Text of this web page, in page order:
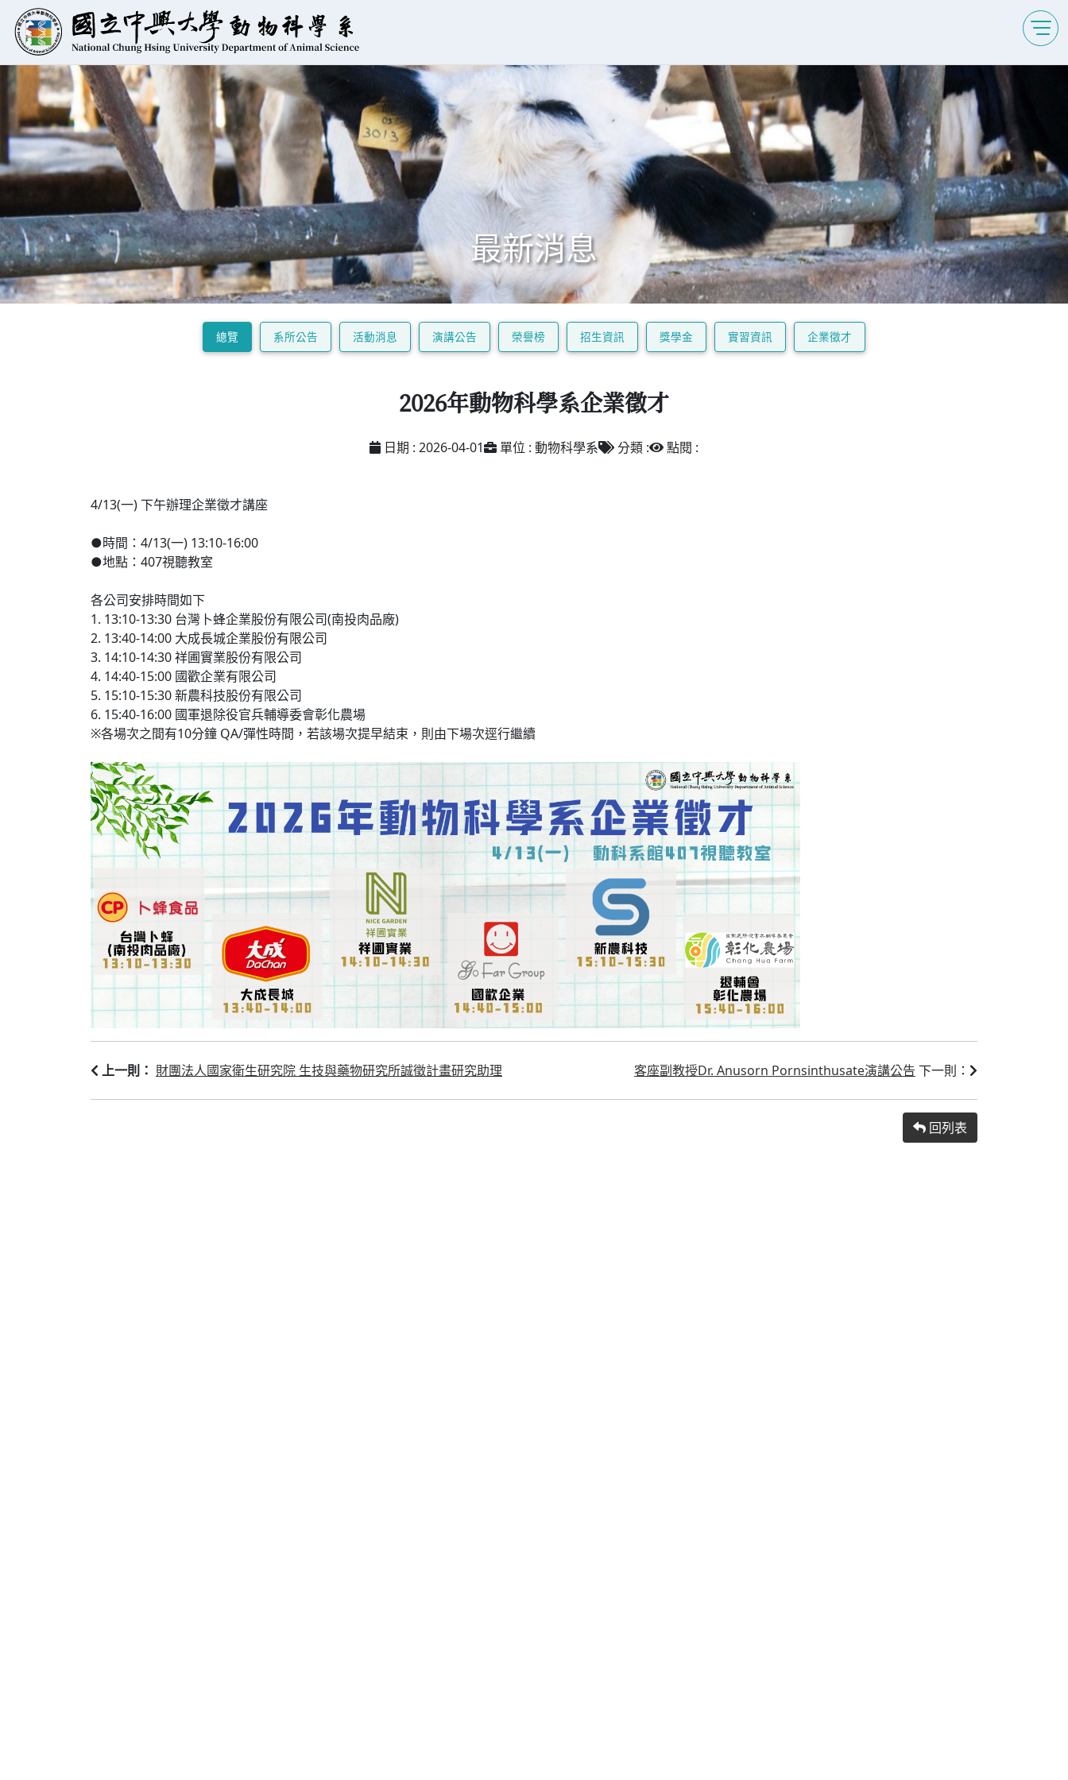
最新消息
總覽 系所公告 活動消息 演講公告 榮譽榜 招生資訊 獎學金 實習資訊 企業徵才
2026年動物科學系企業徵才
日期 : 2026-04-01 單位 : 動物科學系 分類 : 點閱 :
4/13(一) 下午辦理企業徵才講座
●時間：4/13(一) 13:10-16:00
●地點：407視聽教室
各公司安排時間如下
1. 13:10-13:30 台灣卜蜂企業股份有限公司(南投肉品廠)
2. 13:40-14:00 大成長城企業股份有限公司
3. 14:10-14:30 祥圃實業股份有限公司
4. 14:40-15:00 國歡企業有限公司
5. 15:10-15:30 新農科技股份有限公司
6. 15:40-16:00 國軍退除役官兵輔導委會彰化農場
※各場次之間有10分鐘 QA/彈性時間，若該場次提早結束，則由下場次逕行繼續
上一則： 財團法人國家衛生研究院 生技與藥物研究所誠徵計畫研究助理 客座副教授Dr. Anusorn Pornsinthusate演講公告 下一則：
回列表